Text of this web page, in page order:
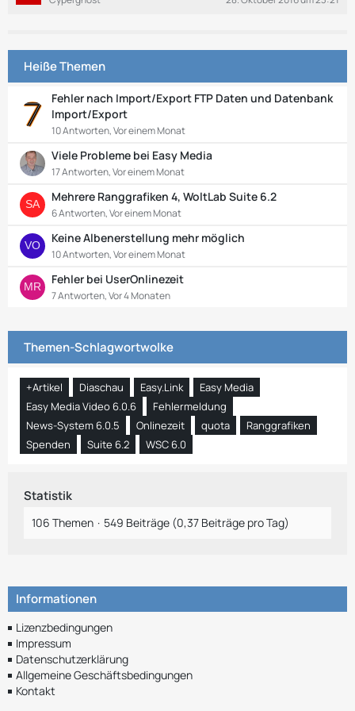
e
Heiße Themen
Fehler nach Import/Export FTP Daten und Datenbank
Import/Export
10 Antworten, Vor einem Monat
Viele Probleme bei Easy Media
17 Antworten, Vor einem Monat
Mehrere Ranggrafiken 4, WoltLab Suite 6.2
6 Antworten, Vor einem Monat
Keine Albenerstellung mehr möglich
10 Antworten, Vor einem Monat
Fehler bei UserOnlinezeit
7 Antworten, Vor 4 Monaten
Themen-Schlagwortwolke
+Artikel Diaschau Easy.Link
Easy Media
Easy Media Video 6.0.6
Fehlermeldung
News-System 6.0.5
Onlinezeit quota
Ranggrafiken
Spenden
Suite 6.2 WSC 6.0
Statistik
106 Themen 549 Beiträge (0,37 Beiträge pro Tag)
Informationen
Lizenzbedingungen
Impressum
Datenschutzerklärung
Allgemeine Geschäftsbedingungen
Kontakt